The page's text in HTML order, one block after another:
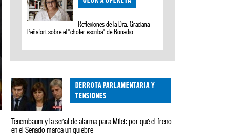
Reflexiones de la Dra. Graciana
Peñafort sobre el "chofer escriba" de Bonadio
DERROTA PARLAMENTARIA Y
TENSIONES
Tenembaum y la señal de alarma para Milei: por qué el freno
en el Senado marca un quiebre